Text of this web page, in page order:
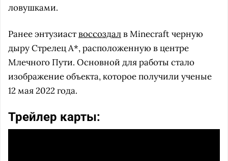
ловушками.
Ранее энтузиаствоссоздалв Minecraft черную
дыру Стрелец А*, расположенную в центре
Млечного Пути. Основной для работы стало
изображение объекта, которое получили ученые
12 мая 2022 года.
Трейлер карты: